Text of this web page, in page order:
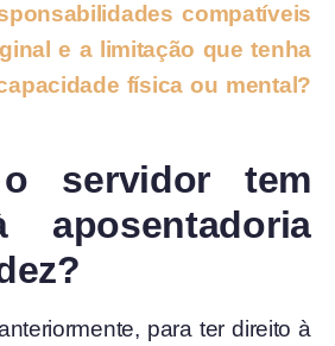
compatíveis
e a limitação que tenha
física ou mental?
servidor tem
para ter direito à